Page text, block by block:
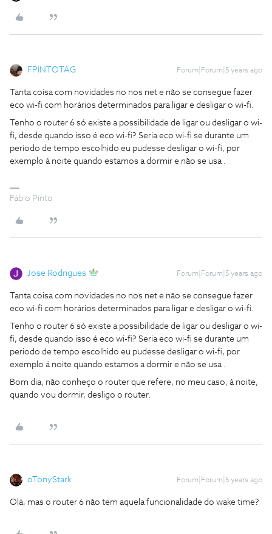
FPINTOTAG Forum|Forum|5 years ago
Tanta coisa com novidades no nos net e não se consegue fazer
eco wi-fi com horários determinados para ligar e desligar o wi-fi.
Tenho o router 6 só existe a possibilidade de ligar ou desligar o wi-
fi, desde quando isso é eco wi-fi? Seria eco wi-fi se durante um
periodo de tempo escolhido eu pudesse desligar o wi-fi, por
exemplo á noite quando estamos a dormir e não se usa .
Fábio Pinto
Jose Rodrigues Forum|Forum|5 years ago
Tanta coisa com novidades no nos net e não se consegue fazer
eco wi-fi com horários determinados para ligar e desligar o wi-fi.
Tenho o router 6 só existe a possibilidade de ligar ou desligar o wi-
fi, desde quando isso é eco wi-fi? Seria eco wi-fi se durante um
periodo de tempo escolhido eu pudesse desligar o wi-fi, por
exemplo á noite quando estamos a dormir e não se usa .
Bom dia, não conheço o router que refere, no meu caso, à noite,
quando vou dormir, desligo o router.
oTonyStark Forum|Forum|5 years ago
Olá, mas o router 6 não tem aquela funcionalidade do wake time?